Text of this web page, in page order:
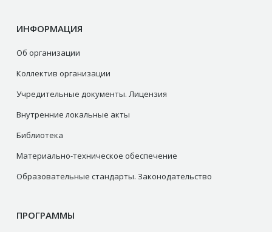
ИНФОРМАЦИЯ
Об организации
Коллектив организации
Учредительные документы. Лицензия
Внутренние локальные акты
Библиотека
Материально-техническое обеспечение
Образовательные стандарты. Законодательство
ПРОГРАММЫ